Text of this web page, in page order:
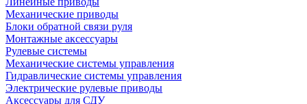
Механические приводы
Блоки обратной связи руля
Монтажные аксессуары
Рулевые системы
Механические системы управления
Гидравлические системы управления
Электрические рулевые приводы
Аксессуары для СДУ